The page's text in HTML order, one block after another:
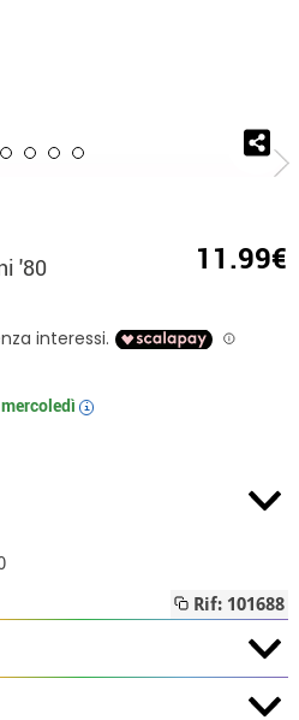
'80 11.99€
mercoledì i
Rif: 101688